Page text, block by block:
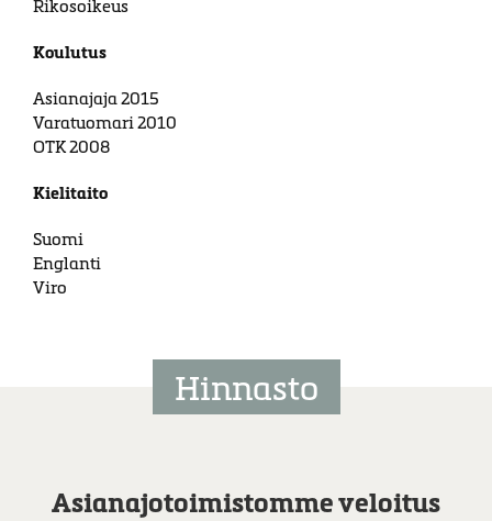
Rikosoikeus
Koulutus
Asianajaja 2015
Varatuomari 2010
OTK 2008
Kielitaito
Suomi
Englanti
Viro
Hinnasto
Asianajotoimistomme veloitus